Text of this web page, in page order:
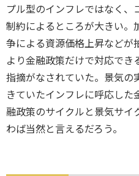
プル型のインフレではなく
制約によるところが大きい。
争による資源価格上昇などが
より金融政策だけで対応でき
指摘がなされていた。景気の
きていたインフレに呼応した
融政策のサイクルと景気サイ
わば当然と言えるだろう。